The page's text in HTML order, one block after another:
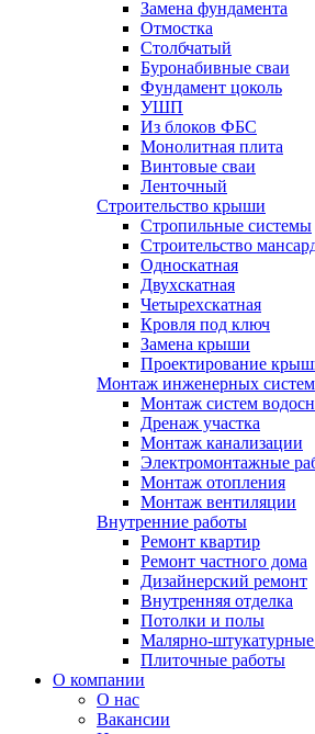
Замена фундамента
Отмостка
Столбчатый
Буронабивные сваи
Фундамент цоколь
УШП
Из блоков ФБС
Монолитная плита
Винтовые сваи
Ленточный
Строительство крыши
Стропильные системы
Строительство
Односкатная
Двухскатная
Четырехскатная
Кровля под ключ
Замена крыши
Проектирование
Монтаж инженерных систем
Монтаж систем
Дренаж участка
Монтаж канализации
Электромонтажные
Монтаж отопления
Монтаж вентиляции
Внутренние работы
Ремонт квартир
Ремонт частного дома
Дизайнерский ремонт
Внутренняя отделка
Потолки и полы
Малярно-
Плиточные работы
О компании
О нас
Вакансии